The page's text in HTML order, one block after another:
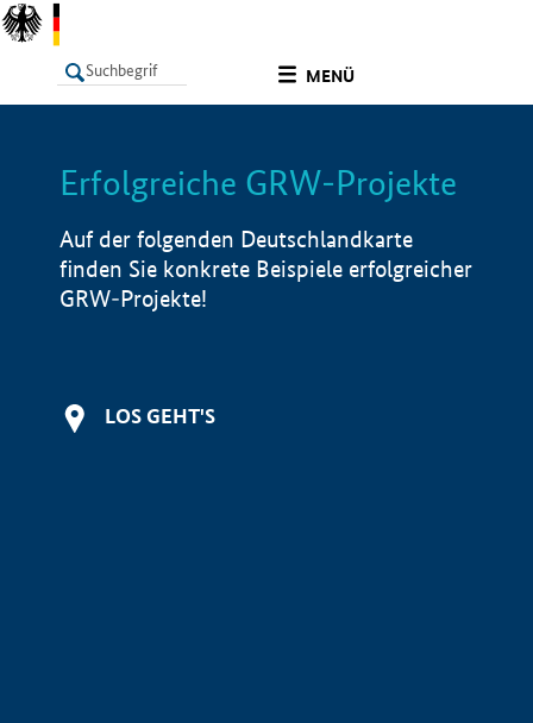
MENÜ
LISTE Info
Erfolgreiche GRW-Projekte
Auf der folgenden Deutschlandkarte
finden Sie konkrete Beispiele erfolgreicher
GRW-Projekte!
LOS GEHT'S